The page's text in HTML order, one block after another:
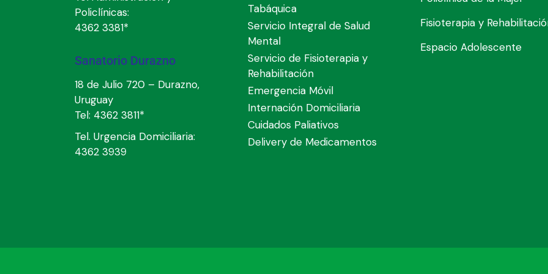
Policlínicas:
4362 3381*
Sanatorio Durazno
18 de Julio 720 – Durazno,
Uruguay
Tel: 4362 3811*
Tel. Urgencia Domiciliaria:
4362 3939
Tabáquica
Servicio Integral de Salud
Mental
Servicio de Fisioterapia y
Rehabilitación
Emergencia Móvil
Internación Domiciliaria
Cuidados Paliativos
Delivery de Medicamentos
Fisioterapia y
Espacio Adolescente